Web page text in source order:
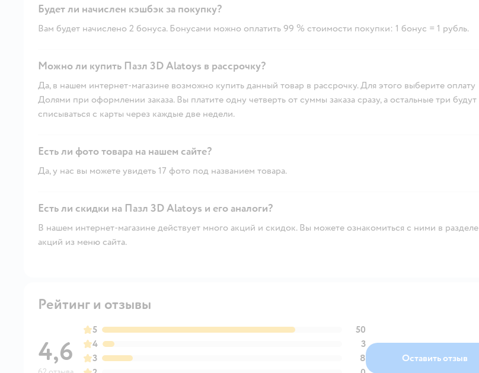
Будет ли начислен кэшбэк за покупку?
Вам будет начислено 2 бонуса. Бонусами можно оплатить 99 % стоимости покупки: 1 бонус = 1 рубль.
Можно ли купить Пазл 3D Alatoys в рассрочку?
Да, в нашем интернет-магазине возможно купить данный товар в рассрочку. Для этого выберите оплату
Долями при оформлении заказа. Вы платите одну четверть от суммы заказа сразу, а остальные три будут
списываться с карты через каждые две недели.
Есть ли фото товара на нашем сайте?
Да, у нас вы можете увидеть 17 фото под названием товара.
Есть ли скидки на Пазл 3D Alatoys и его аналоги?
В нашем интернет-магазине действует много акций и скидок. Вы можете ознакомиться с ними в разделе
акций из меню сайта.
Рейтинг и отзывы
4,6
5
50
4
3
3
8
Оставить отзыв